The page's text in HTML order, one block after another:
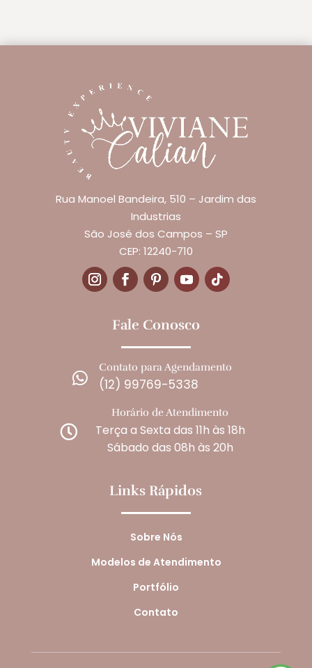
Rua Manoel Bandeira, 510 – Jardim das
Industrias
São José dos Campos – SP
CEP: 12240-710
Fale Conosco

Contato para Agendamento
(12) 99769-5338

Horário de Atendimento
Terça a Sexta das 11h às 18h
Sábado das 08h às 20h
Links Rápidos
Sobre Nós
Modelos de Atendimento
Portfólio
Contato